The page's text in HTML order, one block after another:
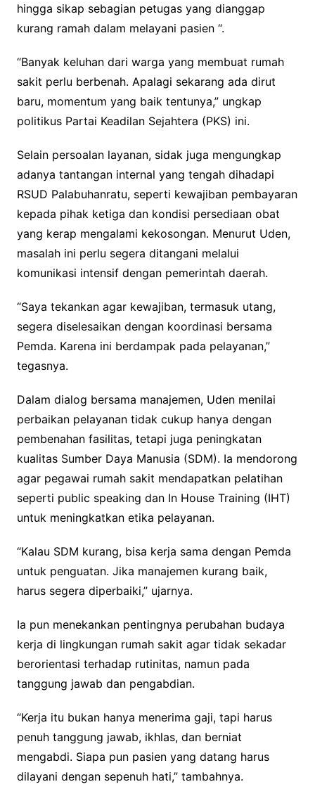
hingga sikap sebagian petugas yang dianggap
kurang ramah dalam melayani pasien “.
“Banyak keluhan dari warga yang membuat rumah
sakit perlu berbenah. Apalagi sekarang ada dirut
baru, momentum yang baik tentunya,” ungkap
politikus Partai Keadilan Sejahtera (PKS) ini.
Selain persoalan layanan, sidak juga mengungkap
adanya tantangan internal yang tengah dihadapi
RSUD Palabuhanratu, seperti kewajiban pembayaran
kepada pihak ketiga dan kondisi persediaan obat
yang kerap mengalami kekosongan. Menurut Uden,
masalah ini perlu segera ditangani melalui
komunikasi intensif dengan pemerintah daerah.
“Saya tekankan agar kewajiban, termasuk utang,
segera diselesaikan dengan koordinasi bersama
Pemda. Karena ini berdampak pada pelayanan,”
tegasnya.
Dalam dialog bersama manajemen, Uden menilai
perbaikan pelayanan tidak cukup hanya dengan
pembenahan fasilitas, tetapi juga peningkatan
kualitas Sumber Daya Manusia (SDM). Ia mendorong
agar pegawai rumah sakit mendapatkan pelatihan
seperti public speaking dan In House Training (IHT)
untuk meningkatkan etika pelayanan.
“Kalau SDM kurang, bisa kerja sama dengan Pemda
untuk penguatan. Jika manajemen kurang baik,
harus segera diperbaiki,” ujarnya.
Ia pun menekankan pentingnya perubahan budaya
kerja di lingkungan rumah sakit agar tidak sekadar
berorientasi terhadap rutinitas, namun pada
tanggung jawab dan pengabdian.
“Kerja itu bukan hanya menerima gaji, tapi harus
penuh tanggung jawab, ikhlas, dan berniat
mengabdi. Siapa pun pasien yang datang harus
dilayani dengan sepenuh hati,” tambahnya.